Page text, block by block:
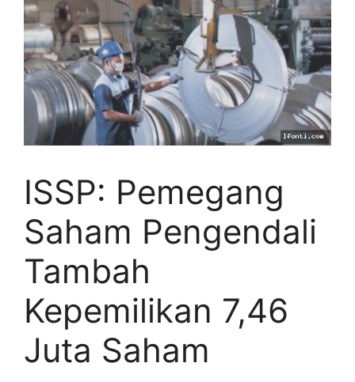
ISSP: Pemegang
Saham Pengendali
Tambah
Kepemilikan 7,46
Juta Saham